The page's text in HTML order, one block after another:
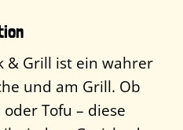
& Grill ist ein wahrer
und am Grill. Ob
oder Tofu – diese